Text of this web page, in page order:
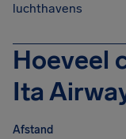
luchthavens
Hoeveel
Ita
Afstand